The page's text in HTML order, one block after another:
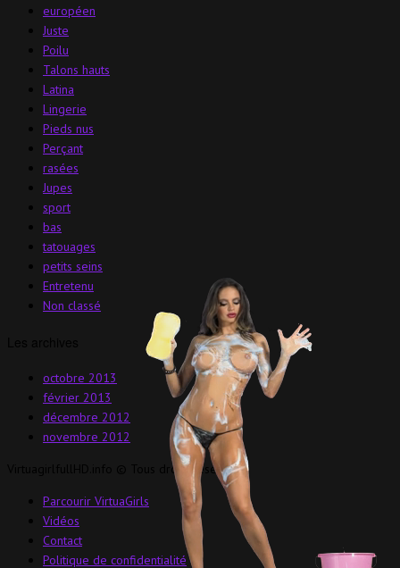
européen
Juste
Poilu
Talons hauts
Latina
Lingerie
Pieds nus
Perçant
rasées
Jupes
sport
bas
tatouages
petits seins
Entretenu
Non classé
octobre 2013
février 2013
décembre 2012
novembre 2012
VirtuagirlfullHD.info © Tous droits réservés.
Parcourir VirtuaGirls
Vidéos
Contact
Politique de confidentialité